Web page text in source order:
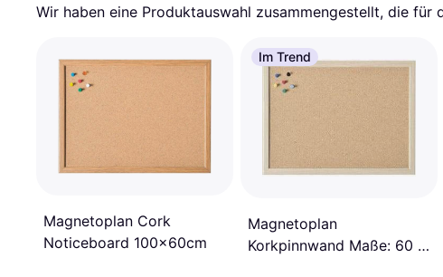
Wir haben eine Produktauswahl zusammengestellt, die für
Magnetoplan Cork
Noticeboard 100x60cm
Im Trend
Magnetoplan
Korkpinnwand Maße: 60 b